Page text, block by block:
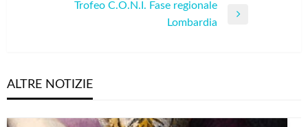
Trofeo C.O.N.I. Fase regionale
Lombardia
ALTRE NOTIZIE